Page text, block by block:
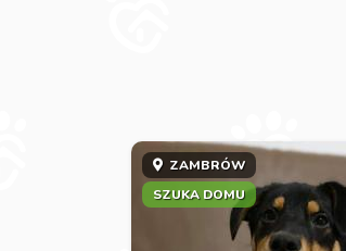
ZAMBRÓW
SZUKA DOMU